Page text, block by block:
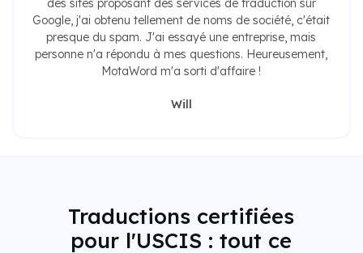
Google, j'ai obtenu tellement de noms de société, c'était
presque du spam. J'ai essayé une entreprise, mais
personne n'a répondu à mes questions. Heureusement,
MotaWord m'a sorti d'affaire !
Will
Traductions certifiées
pour l'USCIS : tout ce